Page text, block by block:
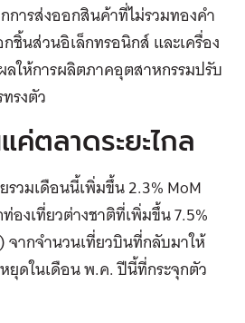
ารส่งออกสินค้าที่ไม่รวมทองคำ
ชิ้นส่วนอิเล็กทรอนิกส์ และเครื่อง
ลให้การผลิตภาคอุตสาหกรรมปรับ
รงตัว
ตลาดระยะไกล
รวมเดือนนี้เพิ่มขึ้น 2.3% MoM
งเที่ยวต่างชาติที่เพิ่มขึ้น 7.5%
จากจำนวนเที่ยวบินที่กลับมาให้
ยุดในเดือน พ.ค. ปีนี้ที่กระจุกตัว